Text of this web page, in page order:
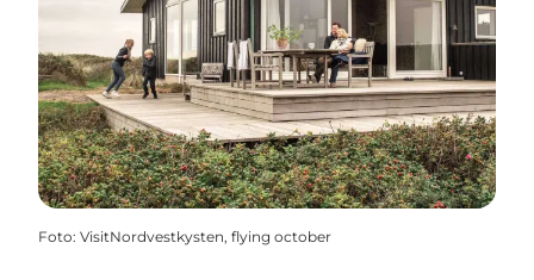
Foto: VisitNordvestkysten, flying october